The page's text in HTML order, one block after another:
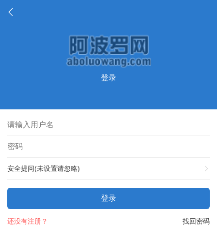
登录
安全提问(未设置请忽略)
登录
找回密码
还没有注册？